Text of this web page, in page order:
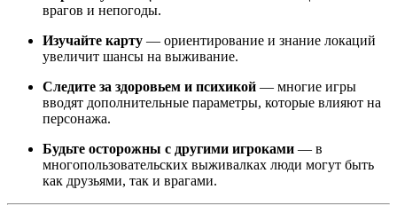
врагов и непогоды.
Изучайте карту — ориентирование и знание локаций
увеличит шансы на выживание.
Следите за здоровьем и психикой — многие игры
вводят дополнительные параметры, которые влияют на
персонажа.
Будьте осторожны с другими игроками — в
многопользовательских выживалках люди могут быть
как друзьями, так и врагами.